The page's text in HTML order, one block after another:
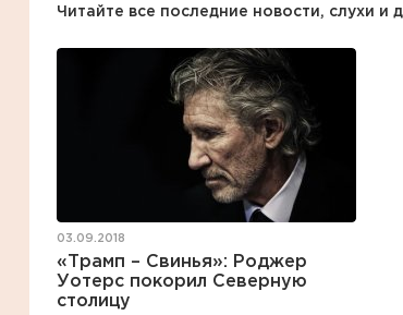
Читайте все последние новости, слухи и
03.09.2018
«Трамп – Свинья»: Роджер
Уотерс покорил Северную
столицу